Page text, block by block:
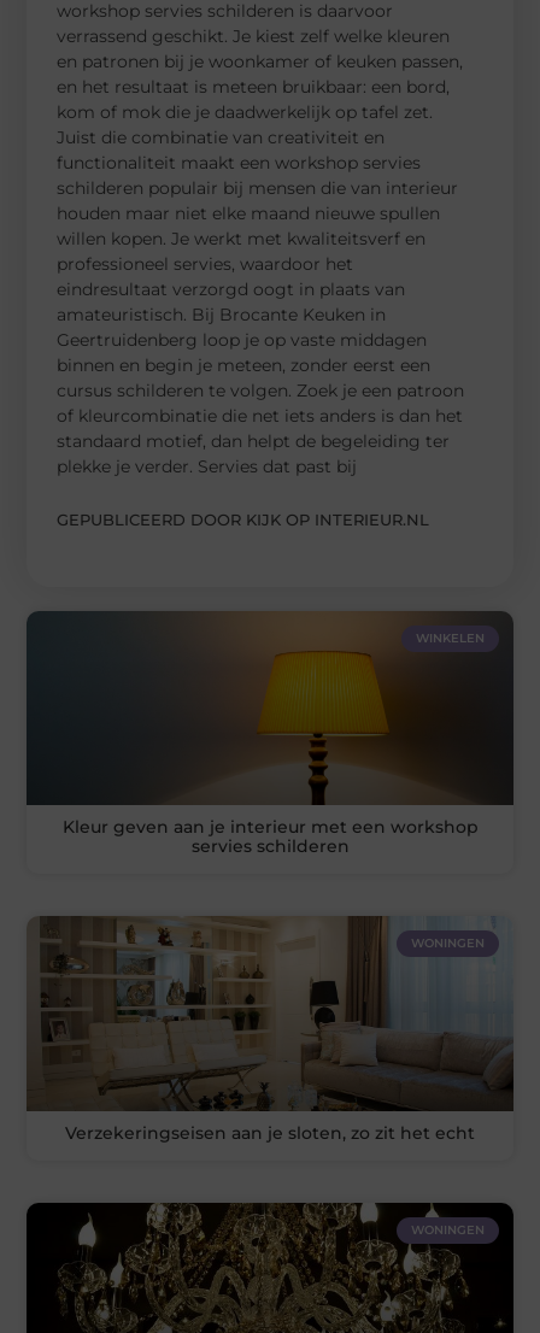
workshop servies schilderen is daarvoor
verrassend geschikt. Je kiest zelf welke kleuren
en patronen bij je woonkamer of keuken passen,
en het resultaat is meteen bruikbaar: een bord,
kom of mok die je daadwerkelijk op tafel zet.
Juist die combinatie van creativiteit en
functionaliteit maakt een workshop servies
schilderen populair bij mensen die van interieur
houden maar niet elke maand nieuwe spullen
willen kopen. Je werkt met kwaliteitsverf en
professioneel servies, waardoor het
eindresultaat verzorgd oogt in plaats van
amateuristisch. Bij Brocante Keuken in
Geertruidenberg loop je op vaste middagen
binnen en begin je meteen, zonder eerst een
cursus schilderen te volgen. Zoek je een patroon
of kleurcombinatie die net iets anders is dan het
standaard motief, dan helpt de begeleiding ter
plekke je verder. Servies dat past bij
GEPUBLICEERD DOOR KIJK OP INTERIEUR.NL
WINKELEN
Kleur geven aan je interieur met een workshop
servies schilderen
WONINGEN
Verzekeringseisen aan je sloten, zo zit het echt
WONINGEN